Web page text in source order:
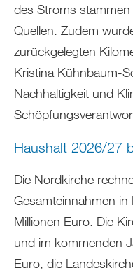
des Stroms
Quellen. Zudem
zurückgelegten
Kristina Kühnbaum-
Nachhaltigkeit und
Haushalt 2026/27
Die Nordkirche
Gesamteinnahmen
Millionen Euro. Die
und im kommenden
Euro, die